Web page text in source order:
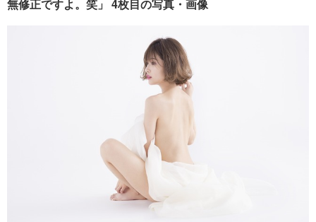
無修正ですよ。笑」 4枚目の写真・画像